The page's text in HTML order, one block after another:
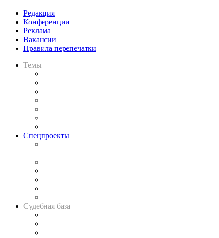
Редакция
Конференции
Реклама
Вакансии
Правила перепечатки
Темы
Спецпроекты
Судебная база